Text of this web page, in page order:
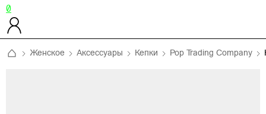
0
Женское Аксессуары Кепки Pop Trading Company